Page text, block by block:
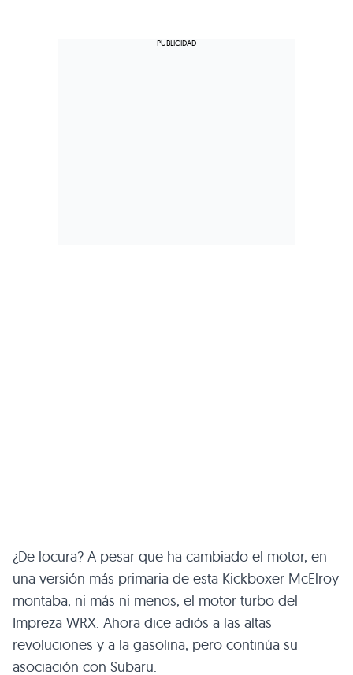
¿De locura? A pesar que ha cambiado el motor, en
una versión más primaria de esta Kickboxer McElroy
montaba, ni más ni menos, el motor turbo del
Impreza WRX. Ahora dice adiós a las altas
revoluciones y a la gasolina, pero continúa su
asociación con Subaru.